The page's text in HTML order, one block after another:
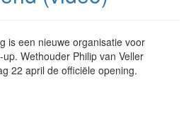
is een nieuwe organisatie voor
Wethouder Philip van Veller
22 april de officiële opening.